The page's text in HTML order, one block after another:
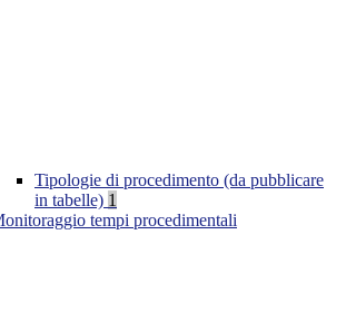
Tipologie di procedimento (da pubblicare
in tabelle) 1
tempi procedimentali